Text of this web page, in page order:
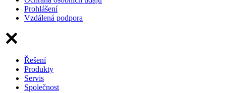
Prohlášení
Vzdálená podpora
Řešení
Produkty
Servis
Společnost